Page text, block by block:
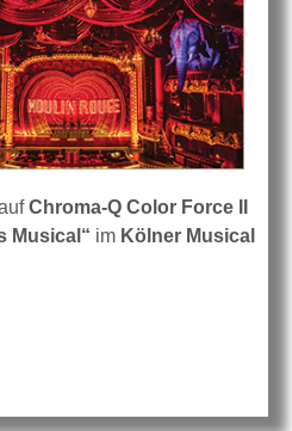
Chroma-Q Color Force II
Musical“ im Kölner Musical